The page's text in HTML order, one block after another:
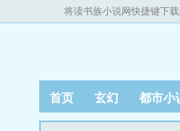
将读书族小说网快捷键下
首页 玄幻 都市小